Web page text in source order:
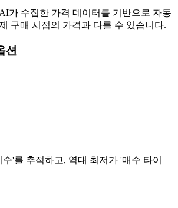
가 수집한 가격 데이터를 기반으로 자동
구매 시점의 가격과 다를 수 있습니다.
션
'를 추적하고, 역대 최저가 '매수 타이